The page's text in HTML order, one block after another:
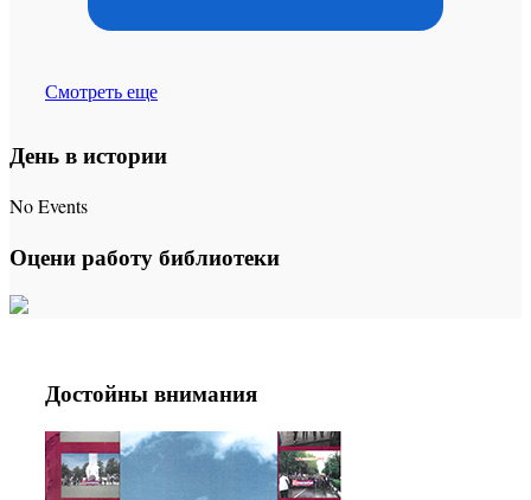
Смотреть еще
День в истории
No Events
Оцени работу библиотеки
Достойны внимания